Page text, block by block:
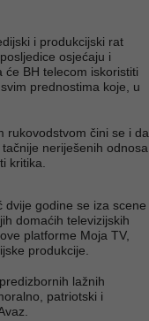
i produkcijski rat
osjećaju i
će BH telecom iskoristiti
prednostima koje, u
rukovodstvom čini se i da
neriješenih odnosa
kritika.
dvije godine se iza scene
domaćih televizijskih
platforme Moja TV,
produkcije.
lažnih
patriotski i